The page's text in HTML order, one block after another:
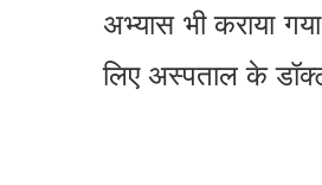
अभ्यास भी कराया
लिए अस्पताल के